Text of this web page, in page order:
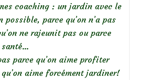
coaching : un jardin avec le
possible, parce qu’on n’a pas
ne rajeunit pas ou parce
santé…
parce qu’on aime profiter
aime forcément jardiner!